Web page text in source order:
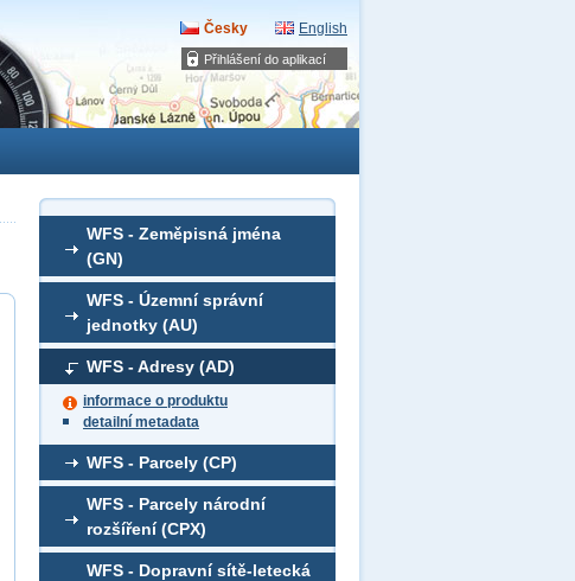
Přihlášení do aplikací
Česky English
WFS - Zeměpisná jména
(GN)
WFS - Územní správní
jednotky (AU)
WFS - Adresy (AD)
informace o produktu
detailní metadata
WFS - Parcely (CP)
WFS - Parcely národní
rozšíření (CPX)
WFS - Dopravní sítě-letecká